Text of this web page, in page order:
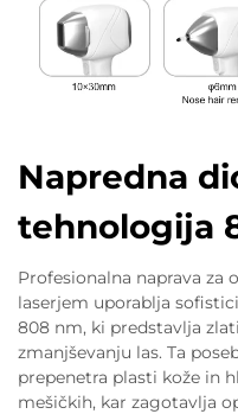
Napredna
tehnologija
Profesionalna naprava za
laserjem uporablja
808 nm, ki predstavlja
zmanjševanju las. Ta
prepenetra plasti kože in
mešičkih, kar zagotavlja